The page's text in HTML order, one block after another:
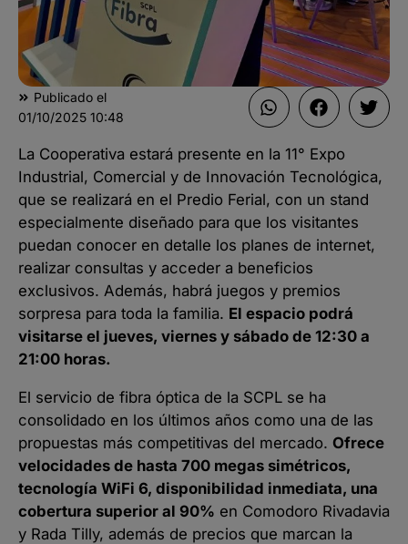
Publicado el
01/10/2025 10:48
La Cooperativa estará presente en la 11° Expo
Industrial, Comercial y de Innovación Tecnológica,
que se realizará en el Predio Ferial, con un stand
especialmente diseñado para que los visitantes
puedan conocer en detalle los planes de internet,
realizar consultas y acceder a beneficios
exclusivos. Además, habrá juegos y premios
sorpresa para toda la familia. El espacio podrá
visitarse el jueves, viernes y sábado de 12:30 a
21:00 horas.
El servicio de fibra óptica de la SCPL se ha
consolidado en los últimos años como una de las
propuestas más competitivas del mercado. Ofrece
velocidades de hasta 700 megas simétricos,
tecnología WiFi 6, disponibilidad inmediata, una
cobertura superior al 90% en Comodoro Rivadavia
y Rada Tilly, además de precios que marcan la